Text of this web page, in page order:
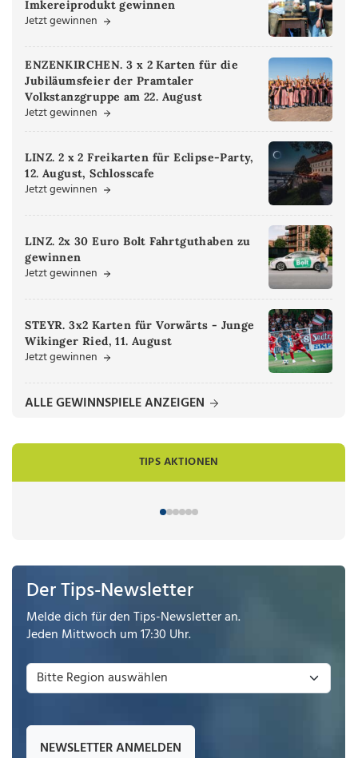
Imkereiprodukt gewinnen
Jetzt gewinnen
ENZENKIRCHEN. 3 x 2 Karten für die
Jubiläumsfeier der Pramtaler
Volkstanzgruppe am 22. August
Jetzt gewinnen
LINZ. 2 x 2 Freikarten für Eclipse-Party,
12. August, Schlosscafe
Jetzt gewinnen
LINZ. 2x 30 Euro Bolt Fahrtguthaben zu
gewinnen
Jetzt gewinnen
STEYR. 3x2 Karten für Vorwärts - Junge
Wikinger Ried, 11. August
Jetzt gewinnen
ALLE GEWINNSPIELE ANZEIGEN
TIPS AKTIONEN
Der Tips-Newsletter
Melde dich für den Tips-Newsletter an.
Jeden Mittwoch um 17:30 Uhr.
NEWSLETTER ANMELDEN